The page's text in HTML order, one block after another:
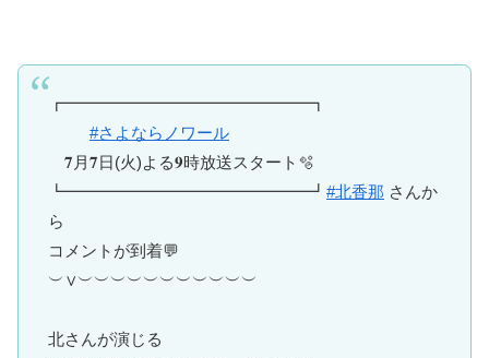
┏━━━━━━━━━━━━━━━┓
#さよならノワール
𝟕月𝟕日(火)よる𝟗時放送スタート🫧
┗━━━━━━━━━━━━━━━┛ #北香那 さんか
ら
コメントが到着💬
︶∨︶︶︶︶︶︶︶︶︶︶︶
北さんが演じる